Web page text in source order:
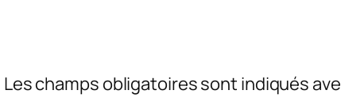
Les champs obligatoires sont indiqués